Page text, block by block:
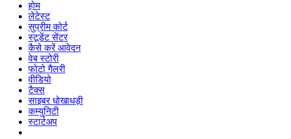
होम
लेटेस्ट
सुप्रीम कोर्ट
स्टूडेंट सेंटर
कैसे करें आवेदन
वेब स्टोरी
फोटो गैलरी
वीडियो
टैक्स
साइबर धोखाधड़ी
कम्युनिटी
स्टार्टअप